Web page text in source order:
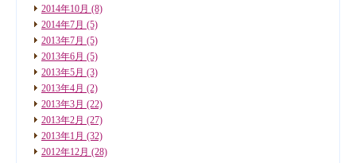
2014年10月 (8)
2014年7月 (5)
2013年7月 (5)
2013年6月 (5)
2013年5月 (3)
2013年4月 (2)
2013年3月 (22)
2013年2月 (27)
2013年1月 (32)
2012年12月 (28)